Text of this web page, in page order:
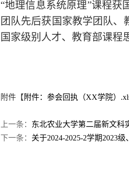
“地理信息系统原理”课程
团队先后获国家教学团队
国家级别人才、教育部课程
附件【 附件：参会回执（XX学院）
上一条： 东北农业大学第二届新文科
下一条： 关于2024-2025-2学期2023